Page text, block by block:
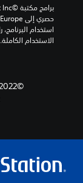
الاستخدام الكاملة.
©2022 Neotro Inc. All Rights Reserved.